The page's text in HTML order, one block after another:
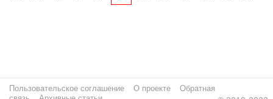
Пользовательское соглашение О проекте
Обратная